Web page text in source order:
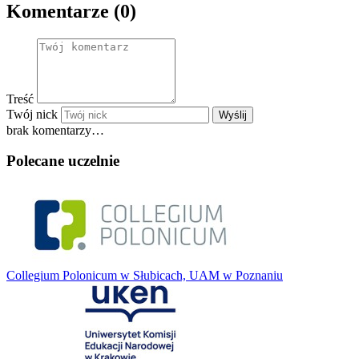
Komentarze (0)
Treść
Twój nick
Wyślij
brak komentarzy…
Polecane uczelnie
Collegium Polonicum w Słubicach, UAM w Poznaniu